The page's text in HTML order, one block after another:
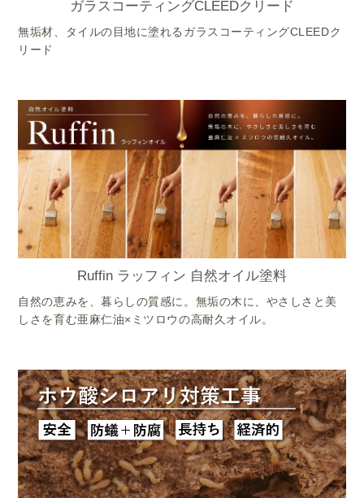
ガラスコーティングCLEEDクリード
無垢材、タイルの目地に塗れるガラスコーティングCLEEDク
リード
Ruffin ラッフィン 自然オイル塗料
自然の恵みを、暮らしの質感に。無垢の木に、やさしさと美
しさを育む亜麻仁油×ミツロウの高耐久オイル。